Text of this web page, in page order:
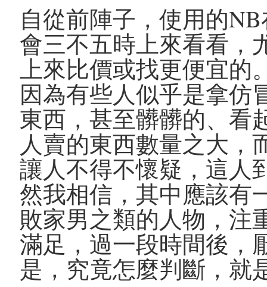
自從前陣子，使用的
會三不五時上來看看，
上來比價或找更便宜的
因為有些人似乎是拿仿
東西，甚至髒髒的、看
人賣的東西數量之大，
讓人不得不懷疑，這人
然我相信，其中應該有
敗家男之類的人物，注
滿足，過一段時間後，
是，究竟怎麼判斷，就